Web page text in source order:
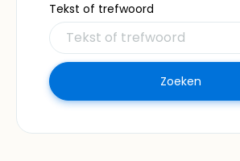
Tekst of trefwoord